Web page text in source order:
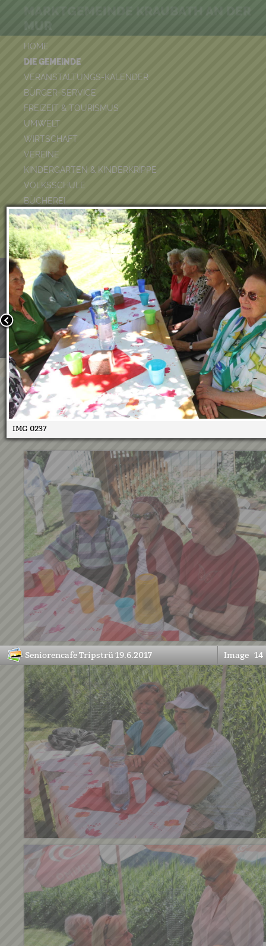
HOME
DIE GEMEINDE
VERANSTALTUNGS-KALENDER
BÜRGER-SERVICE
FREIZEIT & TOURISMUS
UMWELT
WIRTSCHAFT
VEREINE
KINDERGARTEN & KINDERKRIPPE
VOLKSSCHULE
BÜCHEREI
FEUERWEHR
DUATHLON 2026
POOLKALENDER
MUR
Wir verwenden Cookies, um unsere Webseite für Sie
benutzerfreundlich zu gestalten. Wenn Sie fortfahren,
an, dass Sie mit der Verwendung von Cookies auf
einverstanden sind.
Weitere Informationen:
Datenschutzerklärung/Cookie-
Bestätigen
Seniorencafe Tripstrü
26.06.2017
IMG 0237
Seniorencafe Tripstrü 19.6.2017 Image 14